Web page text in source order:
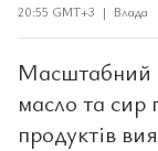
20:55 GMT+3 | Влада
Масштабний
масло та сир
продуктів